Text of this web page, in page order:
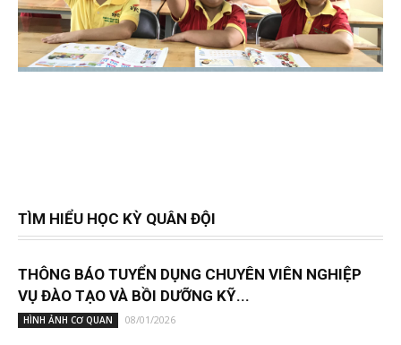
TÌM HIỂU HỌC KỲ QUÂN ĐỘI
THÔNG BÁO TUYỂN DỤNG CHUYÊN VIÊN NGHIỆP
VỤ ĐÀO TẠO VÀ BỒI DƯỠNG KỸ...
HÌNH ẢNH CƠ QUAN 08/01/2026